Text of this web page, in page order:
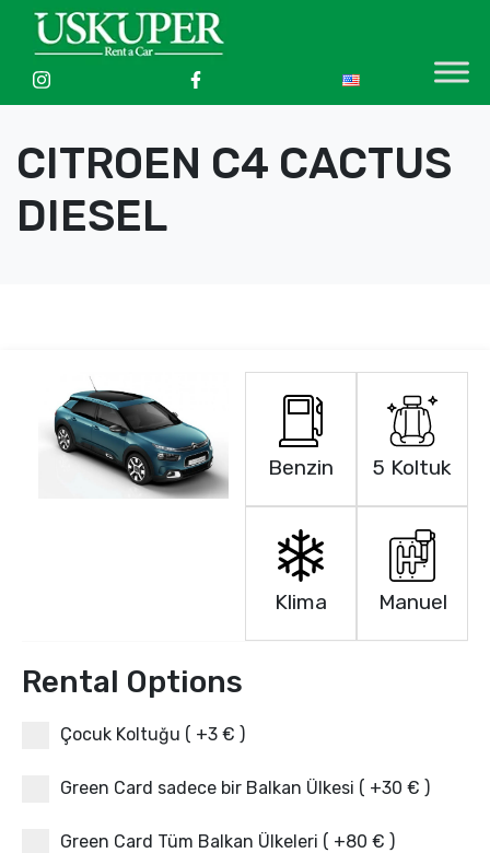
CITROEN C4 CACTUS
DIESEL
Benzin 5 Koltuk
Klima Manuel
Rental Options
Çocuk Koltuğu ( +3 € )
Green Card sadece bir Balkan Ülkesi ( +30 € )
Green Card Tüm Balkan Ülkeleri ( +80 € )